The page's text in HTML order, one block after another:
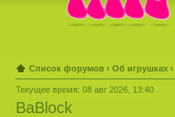
Список форумов ‹ Об игрушках ‹
Текущее время: 08 авг 2026, 13:40
BaBlock